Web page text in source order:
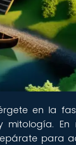
en la
mitología.
para